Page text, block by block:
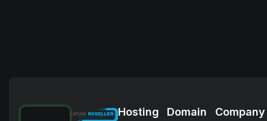
Hosting Domain Company